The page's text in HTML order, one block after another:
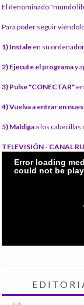
El denominado "mundo
Para poder seguir
1) Instale en su
2) Ejecute el programay
3) Pulse "CONECTAR"
4) Vuelva a entrar en
5) Maldigaa los
TELEVISIÓN - CANAL